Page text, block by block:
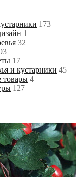
173
1
32
17
и кустарники 45
товары 4
127